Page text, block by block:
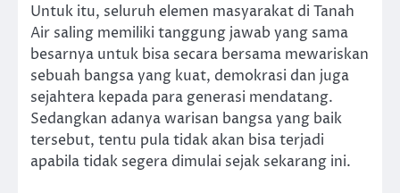
Untuk itu, seluruh elemen masyarakat di Tanah
Air saling memiliki tanggung jawab yang sama
besarnya untuk bisa secara bersama mewariskan
sebuah bangsa yang kuat, demokrasi dan juga
sejahtera kepada para generasi mendatang.
Sedangkan adanya warisan bangsa yang baik
tersebut, tentu pula tidak akan bisa terjadi
apabila tidak segera dimulai sejak sekarang ini.